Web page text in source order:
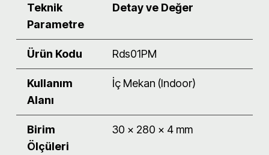
Teknik
Parametre
Detay ve Değer
Ürün Kodu Rds01PM
Kullanım
Alanı
İç Mekan (Indoor)
Birim
Ölçüleri
30 x 280 x 4 mm